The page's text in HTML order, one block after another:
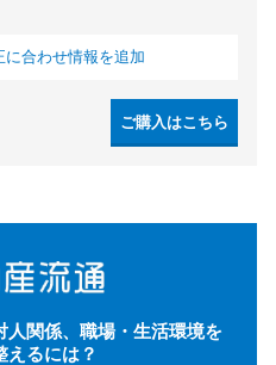
に合わせ情報を追加
ご購入はこちら
人関係、職場・生活環境を
えるには？